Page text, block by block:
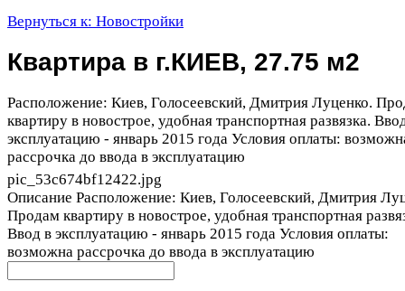
Вернуться к: Новостройки
Квартира в г.КИЕВ, 27.75 м2
Расположение: Киев, Голосеевский, Дмитрия Луценко.
квартиру в новострое, удобная транспортная развязка.
эксплуатацию - январь 2015 года Условия оплаты:
рассрочка до ввода в эксплуатацию
pic_53c674bf12422.jpg
Описание Расположение: Киев, Голосеевский, Дмитрия
Продам квартиру в новострое, удобная транспортная
Ввод в эксплуатацию - январь 2015 года Условия оплаты:
возможна рассрочка до ввода в эксплуатацию